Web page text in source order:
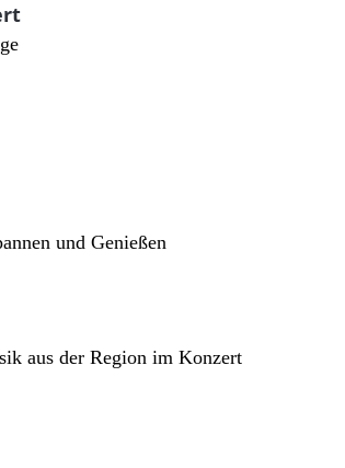
und Genießen
aus der Region im Konzert